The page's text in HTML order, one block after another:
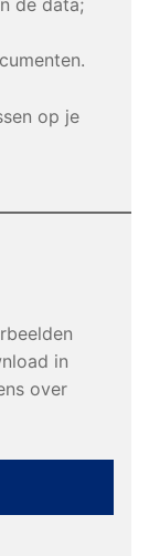
op je
in
over